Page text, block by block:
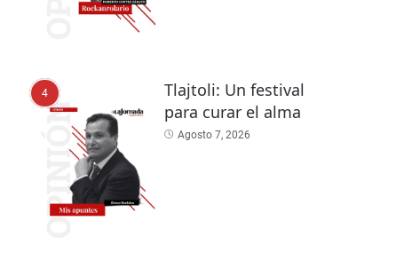
4
Tlajtoli: Un festival
para curar el alma
Agosto 7, 2026